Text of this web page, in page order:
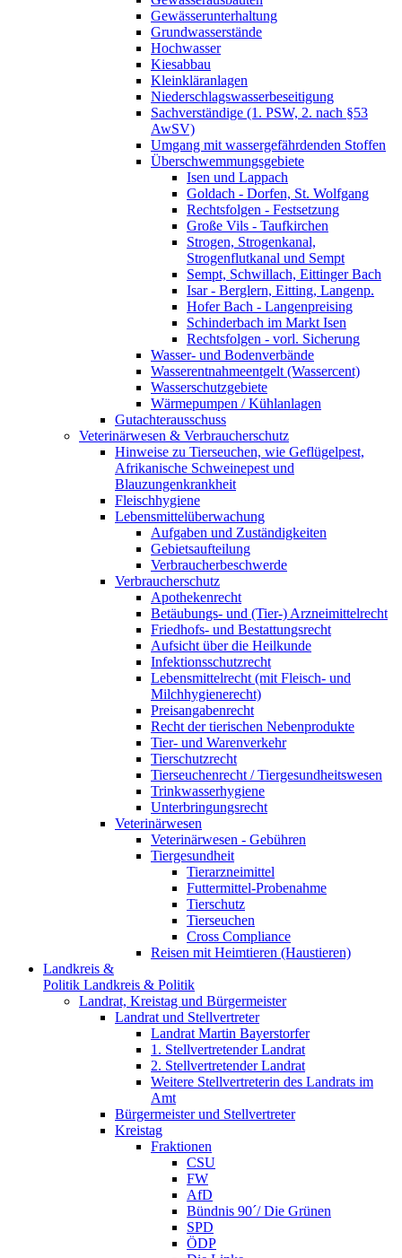
Gewässerunterhaltung
Grundwasserstände
Hochwasser
Kiesabbau
Kleinkläranlagen
Niederschlagswasserbeseitigung
Sachverständige (1. PSW, 2. nach §53
AwSV)
Umgang mit wassergefährdenden Stoffen
Überschwemmungsgebiete
Isen und Lappach
Goldach - Dorfen, St. Wolfgang
Rechtsfolgen - Festsetzung
Große Vils - Taufkirchen
Strogen, Strogenkanal,
Strogenflutkanal und Sempt
Sempt, Schwillach, Eittinger Bach
Isar - Berglern, Eitting, Langenp.
Hofer Bach - Langenpreising
Schinderbach im Markt Isen
Rechtsfolgen - vorl. Sicherung
Wasser- und Bodenverbände
Wasserentnahmeentgelt (Wassercent)
Wasserschutzgebiete
Wärmepumpen / Kühlanlagen
Gutachterausschuss
Veterinärwesen & Verbraucherschutz
Hinweise zu Tierseuchen, wie Geflügelpest,
Afrikanische Schweinepest und
Blauzungenkrankheit
Fleischhygiene
Lebensmittelüberwachung
Aufgaben und Zuständigkeiten
Gebietsaufteilung
Verbraucherbeschwerde
Verbraucherschutz
Apothekenrecht
Betäubungs- und (Tier-) Arzneimittelrecht
Friedhofs- und Bestattungsrecht
Aufsicht über die Heilkunde
Infektionsschutzrecht
Lebensmittelrecht (mit Fleisch- und
Milchhygienerecht)
Preisangabenrecht
Recht der tierischen Nebenprodukte
Tier- und Warenverkehr
Tierschutzrecht
Tierseuchenrecht / Tiergesundheitswesen
Trinkwasserhygiene
Unterbringungsrecht
Veterinärwesen
Veterinärwesen - Gebühren
Tiergesundheit
Tierarzneimittel
Futtermittel-Probenahme
Tierschutz
Tierseuchen
Cross Compliance
Reisen mit Heimtieren (Haustieren)
Landkreis &
Politik Landkreis & Politik
Landrat, Kreistag und Bürgermeister
Landrat und Stellvertreter
Landrat Martin Bayerstorfer
1. Stellvertretender Landrat
2. Stellvertretender Landrat
Weitere Stellvertreterin des Landrats im
Amt
Bürgermeister und Stellvertreter
Kreistag
Fraktionen
CSU
FW
AfD
Bündnis 90´/ Die Grünen
SPD
ÖDP